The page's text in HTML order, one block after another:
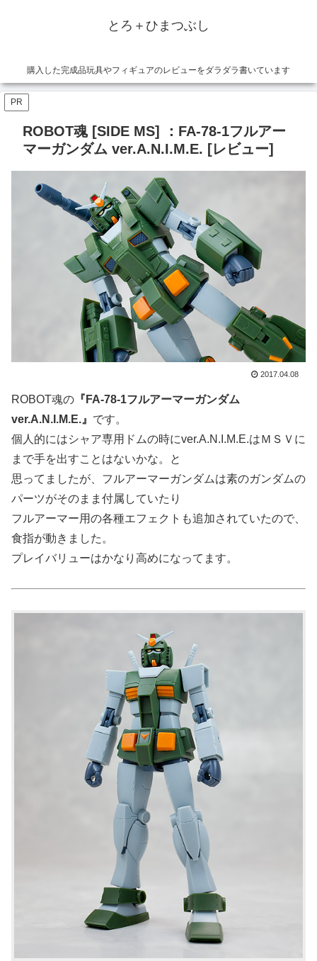
とろ＋ひまつぶし
購入した完成品玩具やフィギュアのレビューをダラダラ書いています
PR
ROBOT魂 [SIDE MS] ：FA-78-1フルアー
マーガンダム ver.A.N.I.M.E. [レビュー]
2017.04.08
ROBOT魂の 『FA-78-1フルアーマーガンダム
ver.A.N.I.M.E.』 です。
個人的にはシャア専用ドムの時にver.A.N.I.M.E.はＭＳＶに
まで手を出すことはないかな。と
思ってましたが、フルアーマーガンダムは素のガンダムの
パーツがそのまま付属していたり
フルアーマー用の各種エフェクトも追加されていたので、
食指が動きました。
プレイバリューはかなり高めになってます。